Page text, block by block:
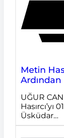
Metin
Ardından
UĞUR
Üsküdar…